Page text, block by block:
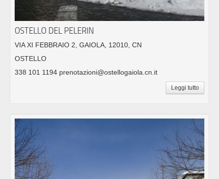
OSTELLO DEL PELERIN
VIA XI FEBBRAIO 2, GAIOLA, 12010, CN
OSTELLO
338 101 1194 prenotazioni@ostellogaiola.cn.it
Leggi tutto